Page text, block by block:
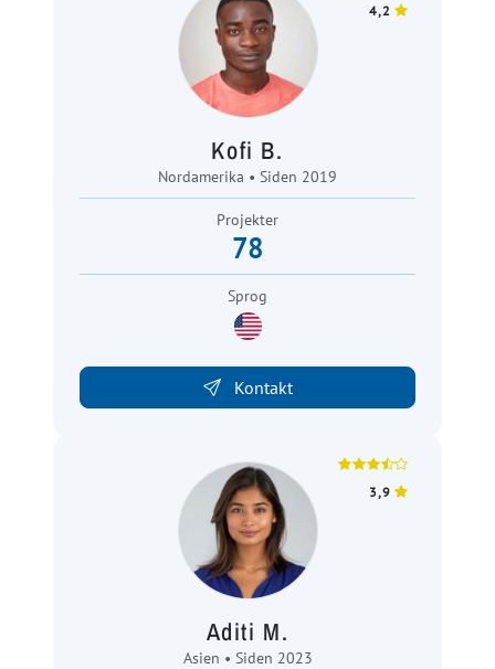
4,2
Kofi B.
Nordamerika • Siden 2019
Projekter
78
Sprog
Kontakt
3,9
Aditi M.
Asien • Siden 2023